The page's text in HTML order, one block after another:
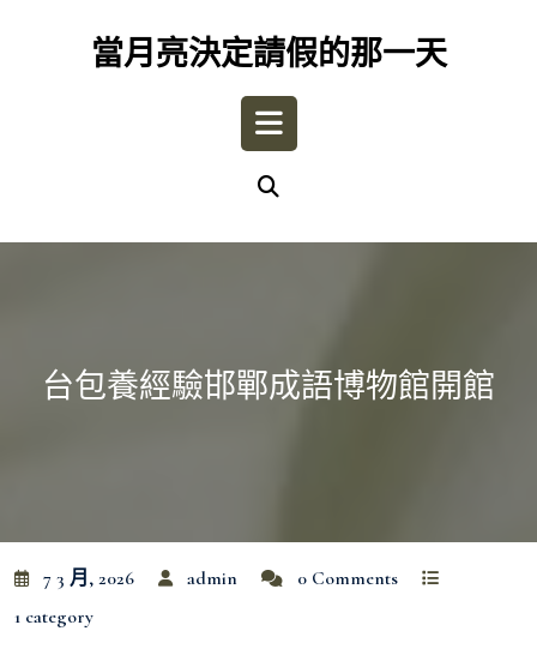
當月亮決定請假的那一天
Open
台包養經驗邯鄲成語博物館開館
7 3 月, 2026 admin
0 Comments
1 category